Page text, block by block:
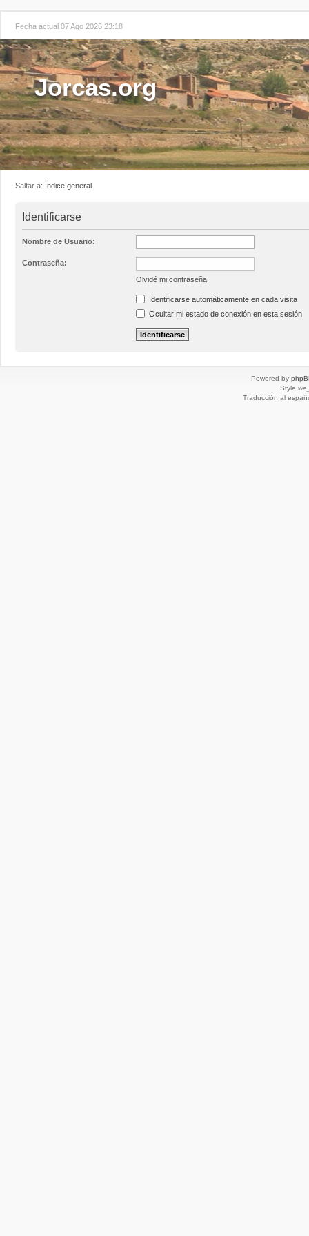
Fecha actual 07 Ago 2026 23:18
Jorcas.org
Saltar a: Índice general
Identificarse
Nombre de Usuario:
Contraseña:
Olvidé mi contraseña
Identificarse automáticamente en cada visita
Ocultar mi estado de conexión en esta sesión
Powered by
Style
Traducción al